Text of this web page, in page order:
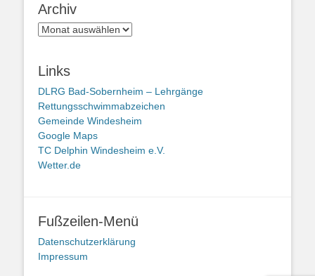
Archiv
Archiv
Links
DLRG Bad-Sobernheim – Lehrgänge
Rettungsschwimmabzeichen
Gemeinde Windesheim
Google Maps
TC Delphin Windesheim e.V.
Wetter.de
Fußzeilen-Menü
Datenschutzerklärung
Impressum